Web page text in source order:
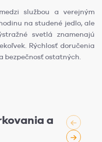
službou a verejným
na studené jedlo, ale
svetlá znamenajú
Rýchlosť doručenia
bezpečnosť ostatných.
a